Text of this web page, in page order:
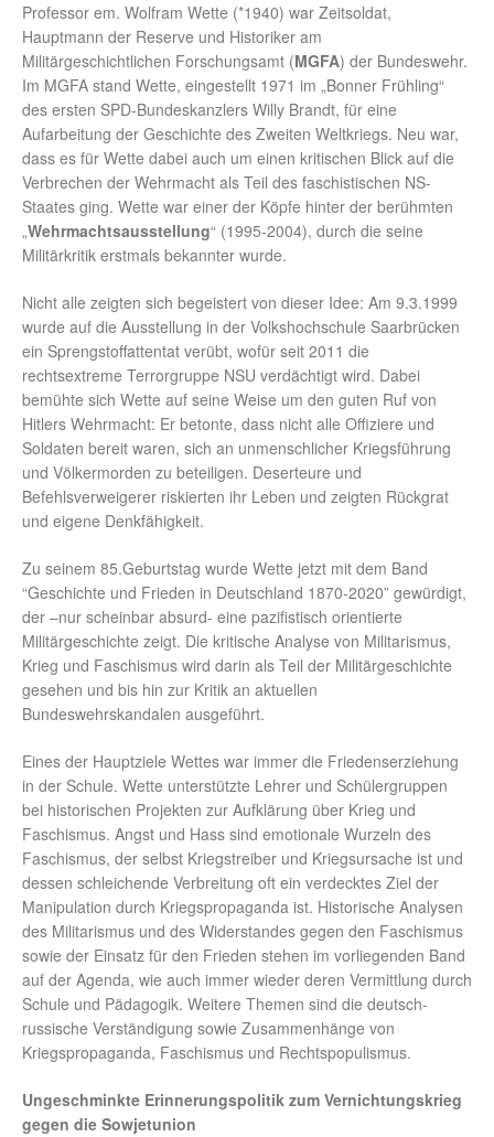
Professor em. Wolfram Wette (*1940) war Zeitsoldat,
Hauptmann der Reserve und Historiker am
Militärgeschichtlichen Forschungsamt (MGFA) der Bundeswehr.
Im MGFA stand Wette, eingestellt 1971 im „Bonner Frühling“
des ersten SPD-Bundeskanzlers Willy Brandt, für eine
Aufarbeitung der Geschichte des Zweiten Weltkriegs. Neu war,
dass es für Wette dabei auch um einen kritischen Blick auf die
Verbrechen der Wehrmacht als Teil des faschistischen NS-
Staates ging. Wette war einer der Köpfe hinter der berühmten
„Wehrmachtsausstellung“ (1995-2004), durch die seine
Militärkritik erstmals bekannter wurde.
Nicht alle zeigten sich begeistert von dieser Idee: Am 9.3.1999
wurde auf die Ausstellung in der Volkshochschule Saarbrücken
ein Sprengstoffattentat verübt, wofür seit 2011 die
rechtsextreme Terrorgruppe NSU verdächtigt wird. Dabei
bemühte sich Wette auf seine Weise um den guten Ruf von
Hitlers Wehrmacht: Er betonte, dass nicht alle Offiziere und
Soldaten bereit waren, sich an unmenschlicher Kriegsführung
und Völkermorden zu beteiligen. Deserteure und
Befehlsverweigerer riskierten ihr Leben und zeigten Rückgrat
und eigene Denkfähigkeit.
Zu seinem 85.Geburtstag wurde Wette jetzt mit dem Band
“Geschichte und Frieden in Deutschland 1870-2020” gewürdigt,
der –nur scheinbar absurd- eine pazifistisch orientierte
Militärgeschichte zeigt. Die kritische Analyse von Militarismus,
Krieg und Faschismus wird darin als Teil der Militärgeschichte
gesehen und bis hin zur Kritik an aktuellen
Bundeswehrskandalen ausgeführt.
Eines der Hauptziele Wettes war immer die Friedenserziehung
in der Schule. Wette unterstützte Lehrer und Schülergruppen
bei historischen Projekten zur Aufklärung über Krieg und
Faschismus. Angst und Hass sind emotionale Wurzeln des
Faschismus, der selbst Kriegstreiber und Kriegsursache ist und
dessen schleichende Verbreitung oft ein verdecktes Ziel der
Manipulation durch Kriegspropaganda ist. Historische Analysen
des Militarismus und des Widerstandes gegen den Faschismus
sowie der Einsatz für den Frieden stehen im vorliegenden Band
auf der Agenda, wie auch immer wieder deren Vermittlung durch
Schule und Pädagogik. Weitere Themen sind die deutsch-
russische Verständigung sowie Zusammenhänge von
Kriegspropaganda, Faschismus und Rechtspopulismus.
Ungeschminkte Erinnerungspolitik zum Vernichtungskrieg
gegen die Sowjetunion